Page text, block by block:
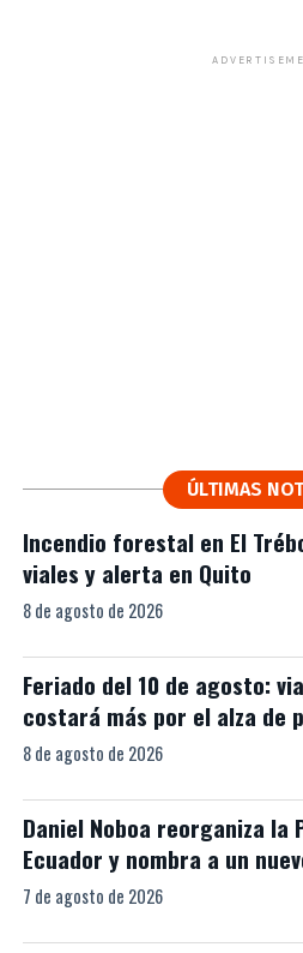
ÚLTIMAS
Incendio forestal en El
viales y alerta en Quito
8 de agosto de 2026
Feriado del 10 de agosto:
costará más por el alza de
8 de agosto de 2026
Daniel Noboa reorganiza la
Ecuador y nombra a un
7 de agosto de 2026